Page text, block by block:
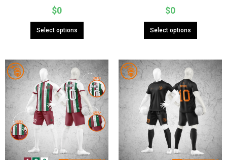
$0
Select options
$0
Select options